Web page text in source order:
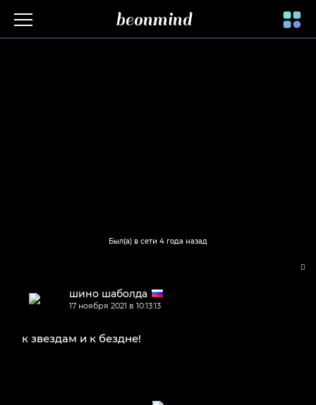
Toggle
beonmind
Был(а) в сети 4 года назад
шино шаболда
17 ноября 2021 в 10:13:13
к звездам и к бездне!